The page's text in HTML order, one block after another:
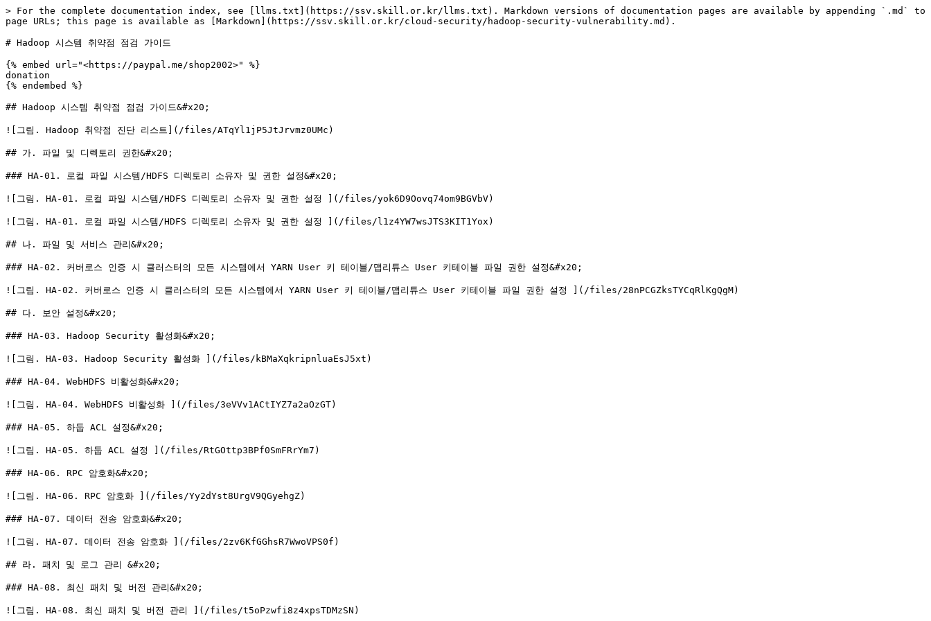
> For the complete documentation index, see [llms.txt](https://ssv.skill.or.kr/llms.txt). Markdown versions of documentation pages are available by appending `.md` to
page URLs; this page is available as [Markdown](https://ssv.skill.or.kr/cloud-security/hadoop-security-vulnerability.md).
# Hadoop 시스템 취약점 점검 가이드
{% embed url="<https://paypal.me/shop2002>" %}
donation
{% endembed %}
## Hadoop 시스템 취약점 점검 가이드&#x20;
![그림. Hadoop 취약점 진단 리스트](/files/ATqYl1jP5JtJrvmz0UMc)
## 가. 파일 및 디렉토리 권한&#x20;
### HA-01. 로컬 파일 시스템/HDFS 디렉토리 소유자 및 권한 설정&#x20;
![그림. HA-01. 로컬 파일 시스템/HDFS 디렉토리 소유자 및 권한 설정 ](/files/yok6D9Oovq74om9BGVbV)
![그림. HA-01. 로컬 파일 시스템/HDFS 디렉토리 소유자 및 권한 설정 ](/files/l1z4YW7wsJTS3KIT1Yox)
## 나. 파일 및 서비스 관리&#x20;
### HA-02. 커버로스 인증 시 클러스터의 모든 시스템에서 YARN User 키 테이블/맵리튜스 User 키테이블 파일 권한 설정&#x20;
![그림. HA-02. 커버로스 인증 시 클러스터의 모든 시스템에서 YARN User 키 테이블/맵리튜스 User 키테이블 파일 권한 설정 ](/files/28nPCGZksTYCqRlKgQgM)
## 다. 보안 설정&#x20;
### HA-03. Hadoop Security 활성화&#x20;
![그림. HA-03. Hadoop Security 활성화 ](/files/kBMaXqkripnluaEsJ5xt)
### HA-04. WebHDFS 비활성화&#x20;
![그림. HA-04. WebHDFS 비활성화 ](/files/3eVVv1ACtIYZ7a2aOzGT)
### HA-05. 하둡 ACL 설정&#x20;
![그림. HA-05. 하둡 ACL 설정 ](/files/RtGOttp3BPf0SmFRrYm7)
### HA-06. RPC 암호화&#x20;
![그림. HA-06. RPC 암호화 ](/files/Yy2dYst8UrgV9QGyehgZ)
### HA-07. 데이터 전송 암호화&#x20;
![그림. HA-07. 데이터 전송 암호화 ](/files/2zv6KfGGhsR7WwoVPS0f)
## 라. 패치 및 로그 관리 &#x20;
### HA-08. 최신 패치 및 버전 관리&#x20;
![그림. HA-08. 최신 패치 및 버전 관리 ](/files/t5oPzwfi8z4xpsTDMzSN)